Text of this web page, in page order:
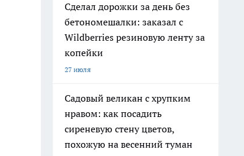
Сделал дорожки за день без
бетономешалки: заказал с
Wildberries резиновую ленту за
копейки
27 июля
Садовый великан с хрупким
нравом: как посадить
сиреневую стену цветов,
похожую на весенний туман